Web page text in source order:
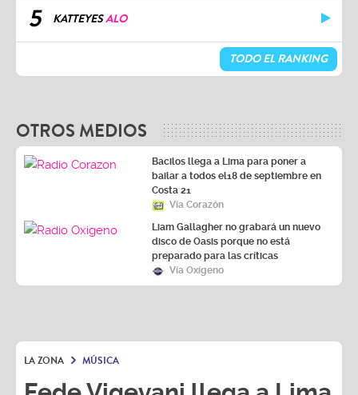
5 KATTEYESALO
TODO EL RANKING
OTROS MEDIOS
Bacilos llega a Lima para poner a
bailar a todos el18 de septiembre en
Costa 21
Vía Corazón
Liam Gallagher no grabará un nuevo
disco de Oasis porque no está
preparado para las críticas
Vía Oxígeno
LA ZONA MÚSICA